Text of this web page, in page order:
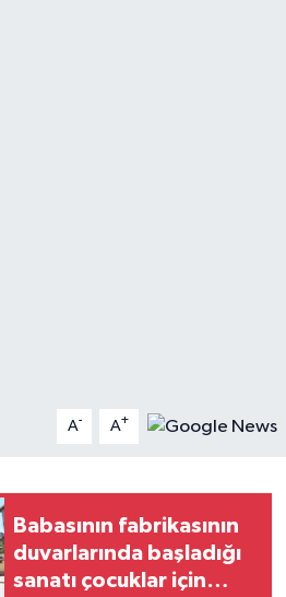
A- A+
Babasının fabrikasının
duvarlarında başladığı
sanatı çocuklar için